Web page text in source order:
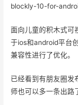
blockly-10-for-
面向儿童的积木式可
于ios和android平台
兼容性进行了优化。
已经看到有朋友圈发
师也可以多一条出